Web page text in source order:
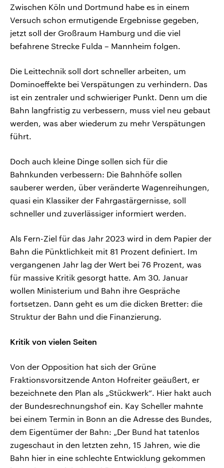
Zwischen Köln und Dortmund habe es in einem
Versuch schon ermutigende Ergebnisse gegeben,
jetzt soll der Großraum Hamburg und die viel
befahrene Strecke Fulda – Mannheim folgen.
Die Leittechnik soll dort schneller arbeiten, um
Dominoeffekte bei Verspätungen zu verhindern. Das
ist ein zentraler und schwieriger Punkt. Denn um die
Bahn langfristig zu verbessern, muss viel neu gebaut
werden, was aber wiederum zu mehr Verspätungen
führt.
Doch auch kleine Dinge sollen sich für die
Bahnkunden verbessern: Die Bahnhöfe sollen
sauberer werden, über veränderte Wagenreihungen,
quasi ein Klassiker der Fahrgastärgernisse, soll
schneller und zuverlässiger informiert werden.
Als Fern-Ziel für das Jahr 2023 wird in dem Papier der
Bahn die Pünktlichkeit mit 81 Prozent definiert. Im
vergangenen Jahr lag der Wert bei 76 Prozent, was
für massive Kritik gesorgt hatte. Am 30. Januar
wollen Ministerium und Bahn ihre Gespräche
fortsetzen. Dann geht es um die dicken Bretter: die
Struktur der Bahn und die Finanzierung.
Kritik von vielen Seiten
Von der Opposition hat sich der Grüne
Fraktionsvorsitzende Anton Hofreiter geäußert, er
bezeichnete den Plan als „Stückwerk“. Hier hakt auch
der Bundesrechnungshof ein. Kay Scheller mahnte
bei einem Termin in Bonn an die Adresse des Bundes,
dem Eigentümer der Bahn: „Der Bund hat tatenlos
zugeschaut in den letzten zehn, 15 Jahren, wie die
Bahn hier in eine schlechte Entwicklung gekommen